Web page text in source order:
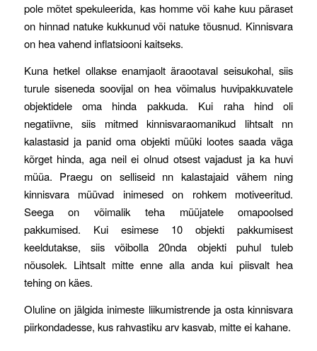
pole mõtet spekuleerida, kas homme või kahe kuu päraset
on hinnad natuke kukkunud või natuke tõusnud. Kinnisvara
on hea vahend inflatsiooni kaitseks.
Kuna hetkel ollakse enamjaolt äraootaval seisukohal, siis
turule siseneda soovijal on hea võimalus huvipakkuvatele
objektidele oma hinda pakkuda. Kui raha hind oli
negatiivne, siis mitmed kinnisvaraomanikud lihtsalt nn
kalastasid ja panid oma objekti müüki lootes saada väga
kõrget hinda, aga neil ei olnud otsest vajadust ja ka huvi
müüa. Praegu on selliseid nn kalastajaid vähem ning
kinnisvara müüvad inimesed on rohkem motiveeritud.
Seega on võimalik teha müüjatele omapoolsed
pakkumised. Kui esimese 10 objekti pakkumisest
keeldutakse, siis võibolla 20nda objekti puhul tuleb
nõusolek. Lihtsalt mitte enne alla anda kui piisvalt hea
tehing on käes.
Oluline on jälgida inimeste liikumistrende ja osta kinnisvara
piirkondadesse, kus rahvastiku arv kasvab, mitte ei kahane.